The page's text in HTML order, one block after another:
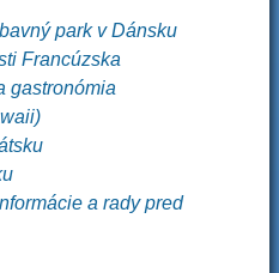
park v Dánsku
Francúzska
gastronómia
a rady pred